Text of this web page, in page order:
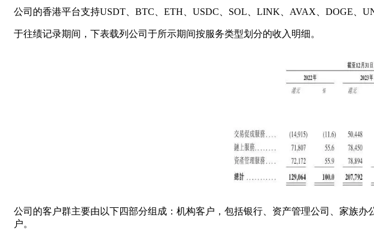
公司的香港平台支持USDT、BTC、ETH、USDC、SOL、LINK、AVAX、DOGE、
于往绩记录期间，下表载列公司于所示期间按服务类型划分的收入明细。
公司的客户群主要由以下四部分组成：机构客户，包括银行、资产管理公司、家族
户。